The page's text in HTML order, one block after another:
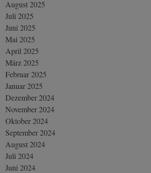
August 2025
Juli 2025
Juni 2025
Mai 2025
April 2025
März 2025
Februar 2025
Januar 2025
Dezember 2024
November 2024
Oktober 2024
September 2024
August 2024
Juli 2024
Juni 2024